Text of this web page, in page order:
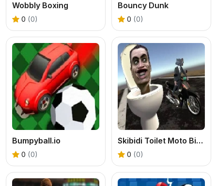
Wobbly Boxing
0 (0)
Bouncy Dunk
0 (0)
Bumpyball.io
0 (0)
Skibidi Toilet Moto Bike Racing 2
0 (0)